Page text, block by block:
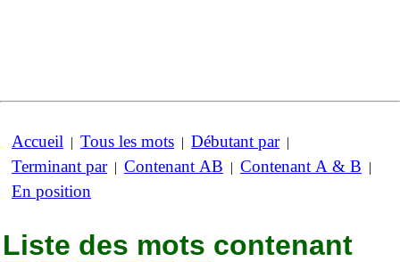
Accueil | Tous les mots | Débutant par|
Terminant par| Contenant AB | Contenant A & B |
En position
Liste des mots contenant